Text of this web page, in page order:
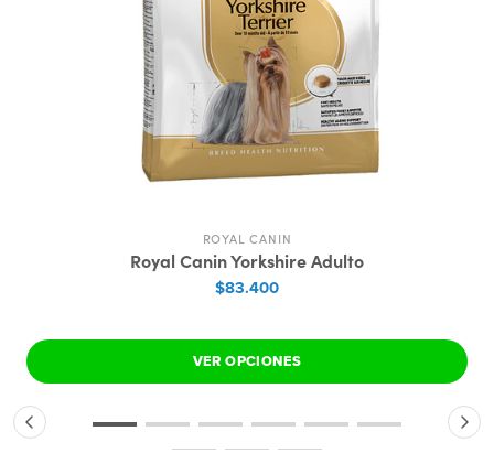
ROYAL CANIN
Royal Canin Yorkshire Adulto
$83.400
VER OPCIONES